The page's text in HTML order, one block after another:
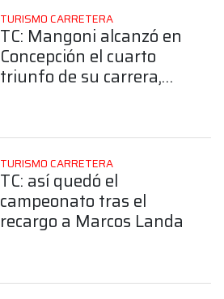
TURISMO CARRETERA
TC: Mangoni alcanzó en
Concepción el cuarto
triunfo de su carrera,
TURISMO CARRETERA
TC: así quedó el
campeonato tras el
recargo a Marcos Landa